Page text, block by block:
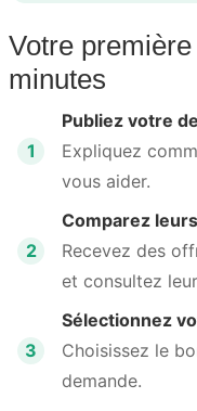
Votre
minutes
1
Publiez votre
Expliquez
vous aider.
2
Comparez
Recevez des
et consultez
3
Sélectionnez
Choisissez le
demande.